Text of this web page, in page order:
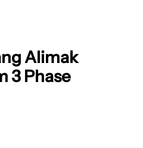
Alimak
3 Phase